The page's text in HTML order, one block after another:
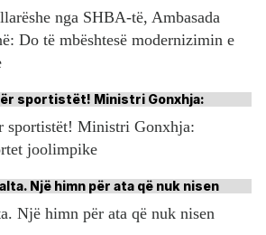
nga SHBA-të, Ambasada
Do të mbështesë modernizimin e
sportistët! Ministri Gonxhja:
joolimpike
Një himn për ata që nuk nisen